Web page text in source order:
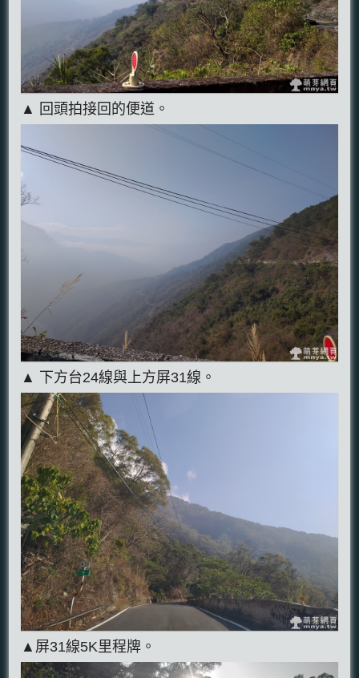
▲ 回頭拍接回的便道。
▲ 下方台24線與上方屏31線。
▲屏31線5K里程牌。